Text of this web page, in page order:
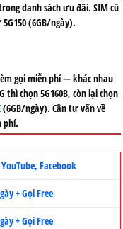
danh sách ưu đãi. SIM cũ
(6GB/ngày).
gọi miễn phí — khác nhau
thì chọn 5G160B, còn lại chọn
(6GB/ngày). Cần tư vấn về
phí.
Facebook
+ Gọi Free
+ Gọi Free